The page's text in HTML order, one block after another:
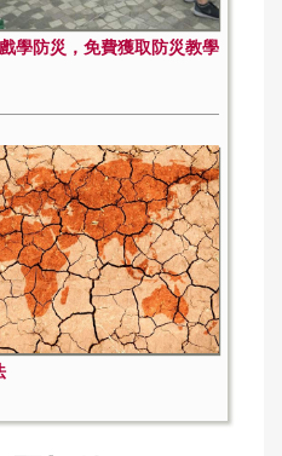
學防災，免費獲取防災教學